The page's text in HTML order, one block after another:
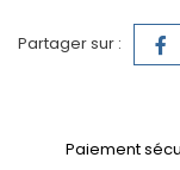
Partager sur :
Paiement